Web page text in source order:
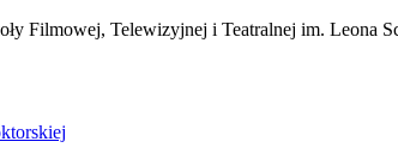
Filmowej, Telewizyjnej i Teatralnej im. Leona